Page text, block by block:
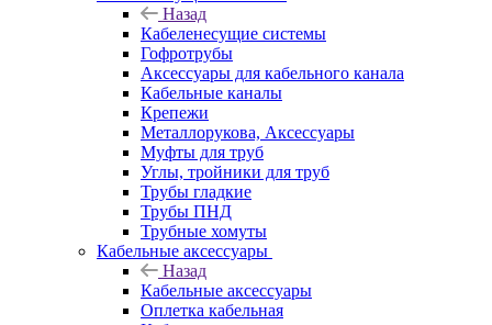
Назад
Кабеленесущие системы
Гофротрубы
Аксессуары для кабельного канала
Кабельные каналы
Крепежи
Металлорукова, Аксессуары
Муфты для труб
Углы, тройники для труб
Трубы гладкие
Трубы ПНД
Трубные хомуты
Кабельные аксессуары
Назад
Кабельные аксессуары
Оплетка кабельная